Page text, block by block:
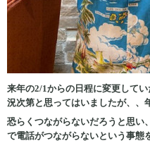
来年の2/1からの日程に変更して
況次第と思ってはいましたが、、
恐らくつながらないだろうと思い
で電話がつながらないという事態